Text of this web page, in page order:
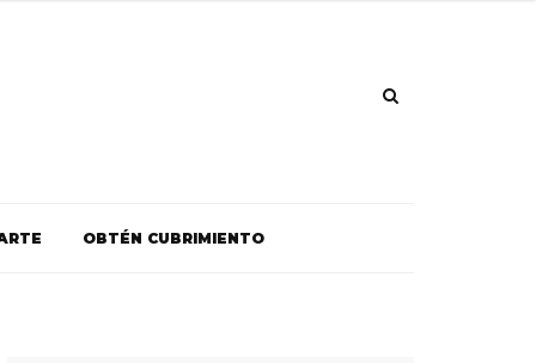
OBTÉN CUBRIMIENTO